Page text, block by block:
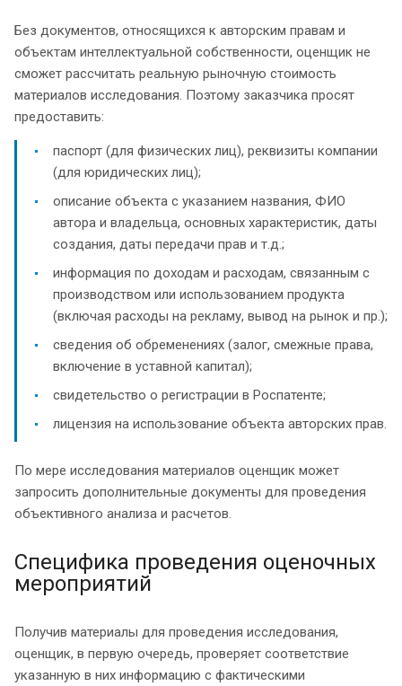
Без документов, относящихся к авторским правам и
объектам интеллектуальной собственности, оценщик не
сможет рассчитать реальную рыночную стоимость
материалов исследования. Поэтому заказчика просят
предоставить:
паспорт (для физических лиц), реквизиты компании
(для юридических лиц);
описание объекта с указанием названия, ФИО
автора и владельца, основных характеристик, даты
создания, даты передачи прав и т.д.;
информация по доходам и расходам, связанным с
производством или использованием продукта
(включая расходы на рекламу, вывод на рынок и пр.);
сведения об обременениях (залог, смежные права,
включение в уставной капитал);
свидетельство о регистрации в Роспатенте;
лицензия на использование объекта авторских прав.
По мере исследования материалов оценщик может
запросить дополнительные документы для проведения
объективного анализа и расчетов.
Специфика проведения оценочных
мероприятий
Получив материалы для проведения исследования,
оценщик, в первую очередь, проверяет соответствие
указанную в них информацию с фактическими